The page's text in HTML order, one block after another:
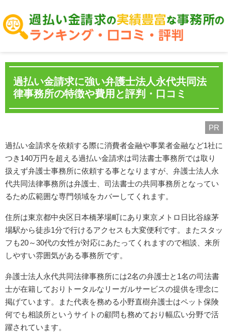
過払い金請求に強い弁護士法人永代共同法
律事務所の特徴や費用と評判・口コミ
PR
過払い金請求を依頼する際に消費者金融や事業者金融など1社に
つき140万円を超える過払い金請求は司法書士事務所では取り
扱えず弁護士事務所に依頼する事となりますが、弁護士法人永
代共同法律事務所は弁護士、司法書士の共同事務所となってい
るため広範囲な専門領域をカバーしてくれます。
住所は東京都中央区日本橋茅場町にあり東京メトロ日比谷線茅
場駅から徒歩1分で行けるアクセスも大変便利です。またスタッ
フも20～30代の女性が対応にあたってくれますので相談、来所
しやすい雰囲気がある事務所です。
弁護士法人永代共同法律事務所には2名の弁護士と1名の司法書
士が在籍しておりトータルなリーガルサービスの提供を理念に
掲げています。また代表を務める小野直樹弁護士はペット保険
何でも相談所というサイトの顧問も務めており幅広い分野で活
躍されています。